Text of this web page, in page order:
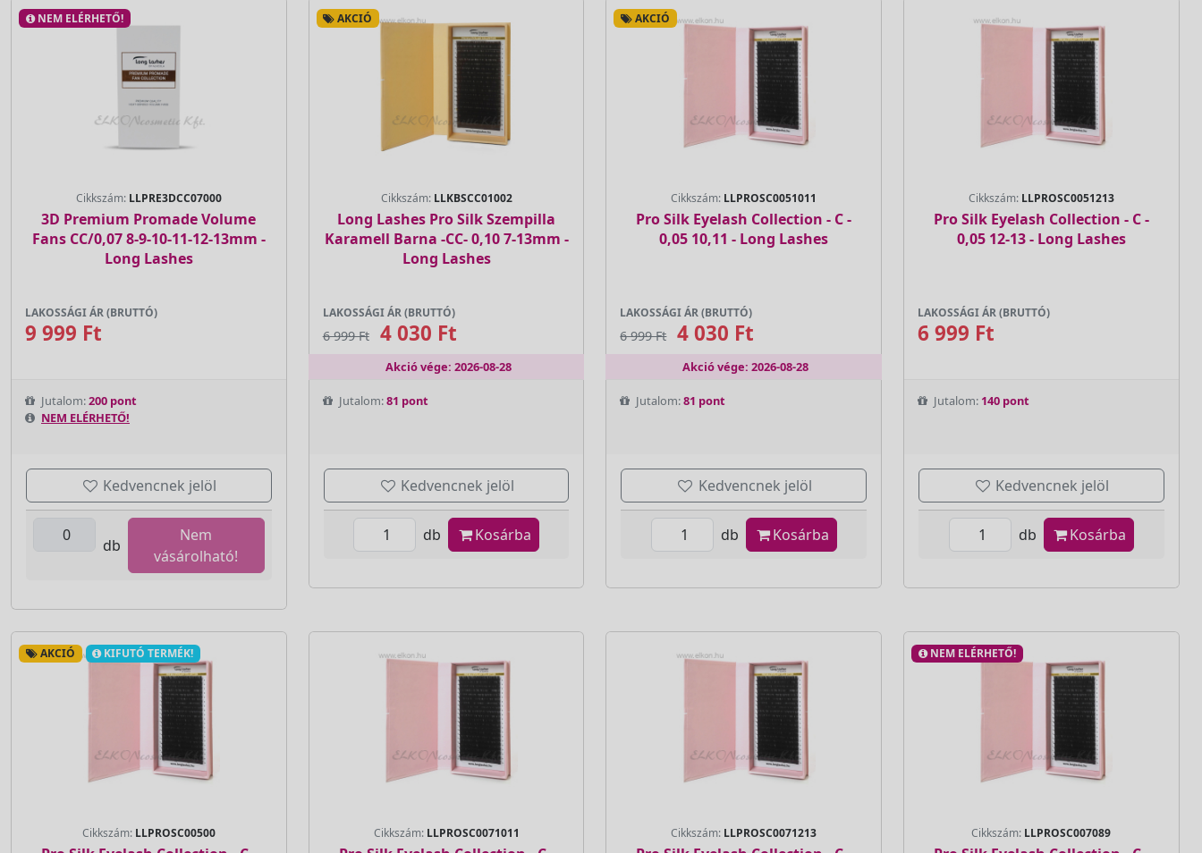
NEM ELÉRHETŐ!
Cikkszám: LLPRE3DCC07000
3D Premium Promade Volume
Fans CC/0,07 8-9-10-11-12-13mm -
Long Lashes
LAKOSSÁGI ÁR (BRUTTÓ)
9 999 Ft
Jutalom:200 pont
NEM ELÉRHETŐ!
Kedvencnek jelöl
db
Nem
vásárolható!
AKCIÓ
Cikkszám: LLKBSCC01002
Long Lashes Pro Silk Szempilla
Karamell Barna -CC- 0,10 7-13mm -
Long Lashes
LAKOSSÁGI ÁR (BRUTTÓ)
6 999 Ft 4 030 Ft
Akció vége: 2026-08-28
Jutalom:81 pont
Kedvencnek jelöl
db Kosárba
AKCIÓ
Cikkszám: LLPROSC0051011
Pro Silk Eyelash Collection - C -
0,05 10,11 - Long Lashes
LAKOSSÁGI ÁR (BRUTTÓ)
6 999 Ft 4 030 Ft
Akció vége: 2026-08-28
Jutalom:81 pont
Kedvencnek jelöl
db Kosárba
Cikkszám: LLPROSC0051213
Pro Silk Eyelash Collection - C -
0,05 12-13 - Long Lashes
LAKOSSÁGI ÁR (BRUTTÓ)
6 999 Ft
Jutalom: 140 pont
Kedvencnek jelöl
db Kosárba
AKCIÓ KIFUTÓ TERMÉK!
Cikkszám: LLPROSC00500 Cikkszám: LLPROSC0071011 Cikkszám: LLPROSC0071213
NEM ELÉRHETŐ!
Cikkszám: LLPROSC007089